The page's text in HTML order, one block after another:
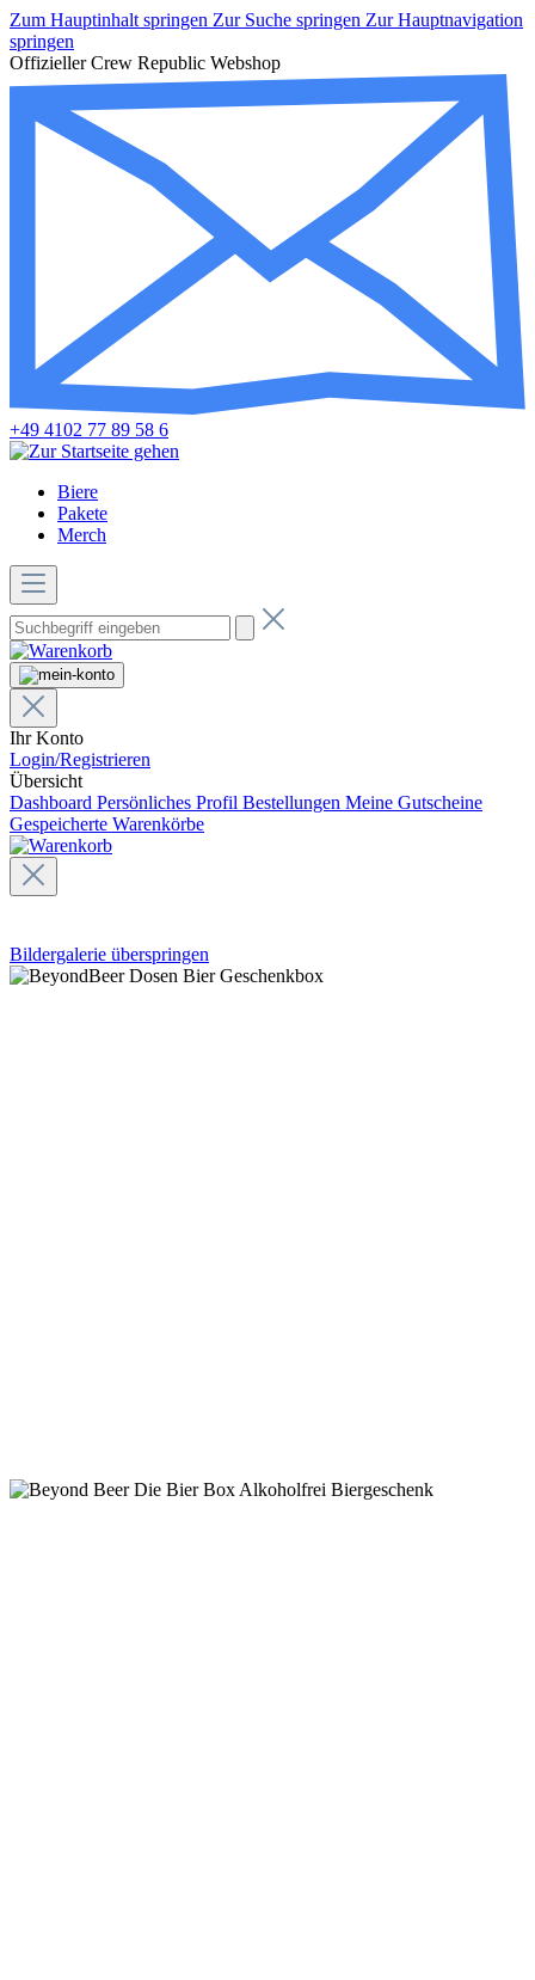
Zum Hauptinhalt springen Zur Suche springen Zur Hauptnavigation
springen
Offizieller Crew Republic Webshop
+49 4102 77 89 58 6
Biere
Pakete
Merch
Ihr Konto
Login/Registrieren
Übersicht
Dashboard Persönliches Profil Bestellungen Meine Gutscheine
Gespeicherte Warenkörbe
Bildergalerie überspringen